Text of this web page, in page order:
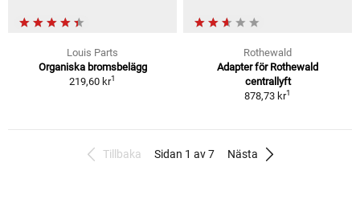
Louis Parts
Organiska bromsbelägg
219,60 kr1
Rothewald
Adapter för Rothewald
centrallyft
878,73 kr1
Tillbaka Sidan 1 av 7 Nästa